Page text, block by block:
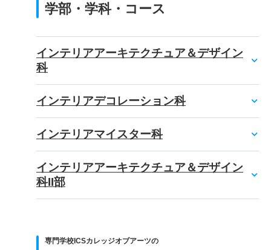
学部・学科・コース
インテリアアーキテクチュア＆デザイン
科
インテリアデコレーション科
インテリアマイスター科
インテリアアーキテクチュア＆デザイン
科II部
専門学校ICSカレッジオブアーツの